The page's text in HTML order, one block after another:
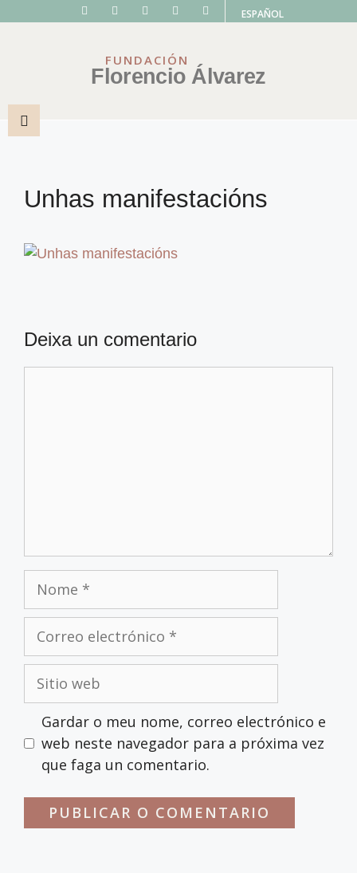
ESPAÑOL
FUNDACIÓN
Florencio Álvarez
Unhas manifestacións
Deixa un comentario
Gardar o meu nome, correo electrónico e
web neste navegador para a próxima vez
que faga un comentario.